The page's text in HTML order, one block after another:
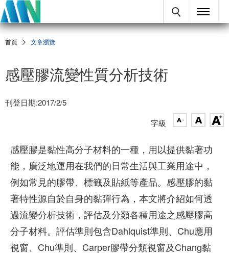
首頁 文章瀏覽
感壓膠流變性質分析技術
刊登日期:2017/2/5
字級
感壓膠是黏性高分子材料的一種，用以提供黏著功
能，廣泛地運用在我們的日常生活與工業用途中，
例如常見的膠帶、標籤及貼紙等產品。感壓膠的黏
著特性源自於自身的黏彈行為，本文將介紹如何透
過流變分析技術，評估及分類各種用途之感壓膠高
分子材料。評估準則包含Dahlquist準則、Chu應用
視窗、Chu準則、Carper膠帶分類視窗及Chang黏